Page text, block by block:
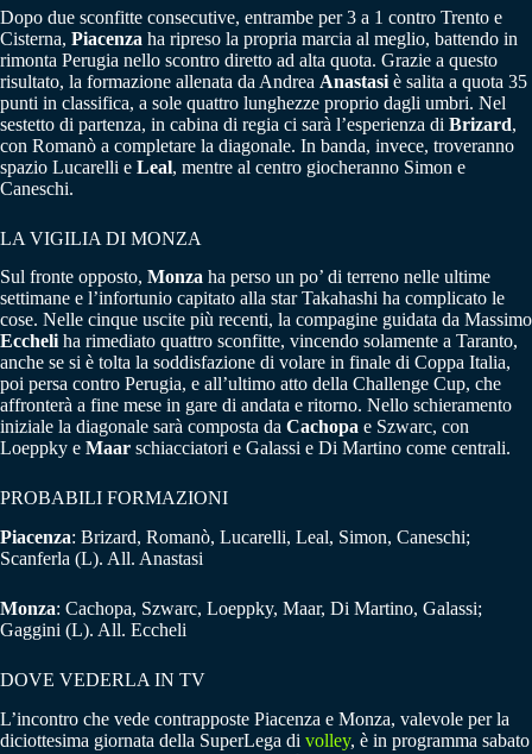
Dopo due sconfitte consecutive, entrambe per 3 a 1 contro Trento e
Cisterna, Piacenza ha ripreso la propria marcia al meglio, battendo in
rimonta Perugia nello scontro diretto ad alta quota. Grazie a questo
risultato, la formazione allenata da Andrea Anastasi è salita a quota 35
punti in classifica, a sole quattro lunghezze proprio dagli umbri. Nel
sestetto di partenza, in cabina di regia ci sarà l’esperienza di Brizard,
con Romanò a completare la diagonale. In banda, invece, troveranno
spazio Lucarelli e Leal, mentre al centro giocheranno Simon e
Caneschi.
LA VIGILIA DI MONZA
Sul fronte opposto, Monza ha perso un po’ di terreno nelle ultime
settimane e l’infortunio capitato alla star Takahashi ha complicato le
cose. Nelle cinque uscite più recenti, la compagine guidata da Massimo
Eccheli ha rimediato quattro sconfitte, vincendo solamente a Taranto,
anche se si è tolta la soddisfazione di volare in finale di Coppa Italia,
poi persa contro Perugia, e all’ultimo atto della Challenge Cup, che
affronterà a fine mese in gare di andata e ritorno. Nello schieramento
iniziale la diagonale sarà composta da Cachopa e Szwarc, con
Loeppky e Maar schiacciatori e Galassi e Di Martino come centrali.
PROBABILI FORMAZIONI
Piacenza: Brizard, Romanò, Lucarelli, Leal, Simon, Caneschi;
Scanferla (L). All. Anastasi
Monza: Cachopa, Szwarc, Loeppky, Maar, Di Martino, Galassi;
Gaggini (L). All. Eccheli
DOVE VEDERLA IN TV
L’incontro che vede contrapposte Piacenza e Monza, valevole per la
diciottesima giornata della SuperLega di volley, è in programma sabato